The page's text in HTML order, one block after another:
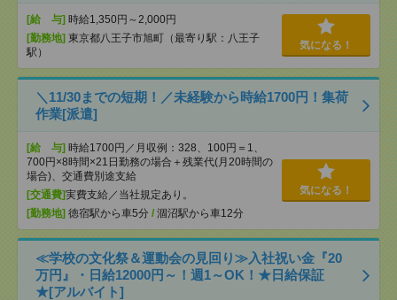
[給 与] 時給1,350円～2,000円
[勤務地] 東京都八王子市旭町（最寄り駅：八王子
駅）
気になる！
＼11/30までの短期！／未経験から時給1700円！集荷
作業[派遣]
[給 与] 時給1700円／月収例：328、100円＝1、
700円×8時間×21日勤務の場合＋残業代(月20時間の
場合)、交通費別途支給
[交通費]実費支給／当社規定あり。
[勤務地] 徳宿駅から車5分 / 涸沼駅から車12分
気になる！
≪学校の文化祭＆運動会の見回り≫入社祝い金『20
万円』・日給12000円～！週1～OK！★日給保証
★[アルバイト]